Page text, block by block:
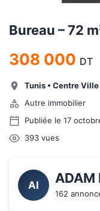
Bureau – 72
308 000 DT
Tunis • Centre
Autre immobilier
Publiée le 17
393 vues
AI ADAM
162